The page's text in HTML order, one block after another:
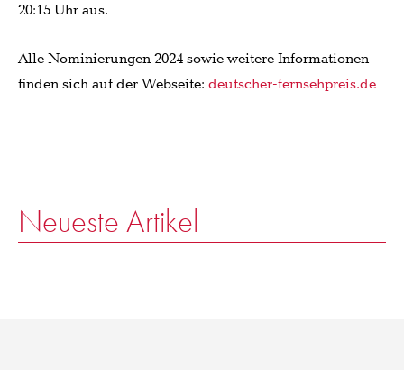
20:15 Uhr aus.
Alle Nominierungen 2024 sowie weitere Informationen
finden sich auf der Webseite: deutscher-fernsehpreis.de
Neueste Artikel